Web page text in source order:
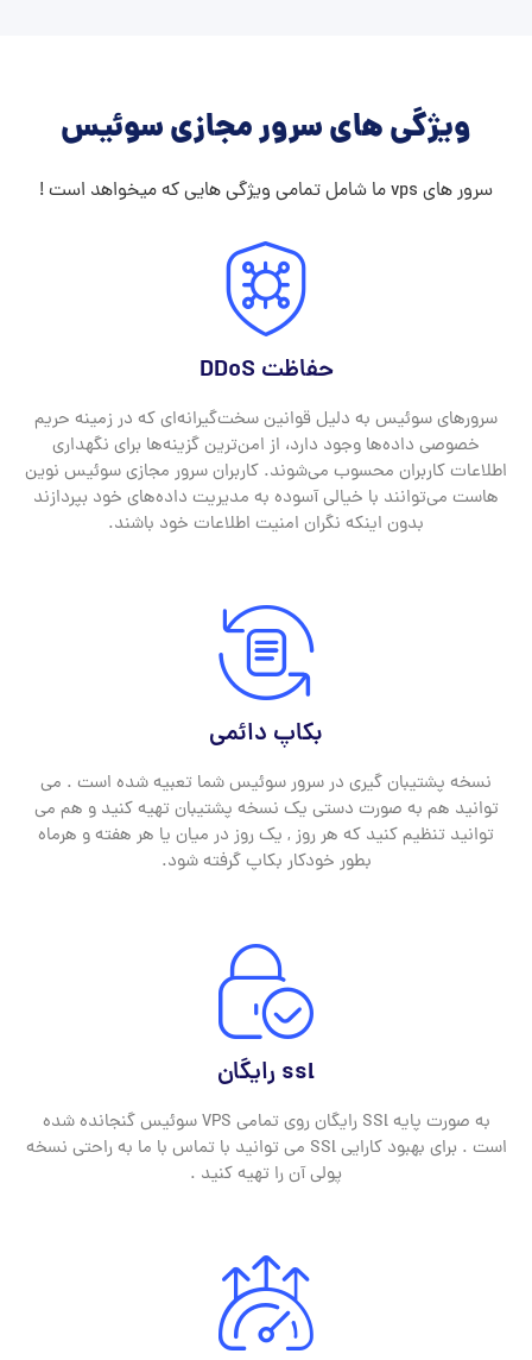
ویژگی های سرور مجازی سوئیس
سرور های vps ما شامل تمامی ویژگی هایی که میخواهد است !
حفاظت DDoS
سرورهای سوئیس به دلیل قوانین سخت‌گیرانه‌ای که در زمینه حریم
خصوصی داده‌ها وجود دارد، از امن‌ترین گزینه‌ها برای نگهداری
اطلاعات کاربران محسوب می‌شوند. کاربران سرور مجازی سوئیس نوین
هاست می‌توانند با خیالی آسوده به مدیریت داده‌های خود بپردازند
بدون اینکه نگران امنیت اطلاعات خود باشند.
بکاپ دائمی
نسخه پشتیبان گیری در سرور سوئیس شما تعبیه شده است . می
توانید هم به صورت دستی یک نسخه پشتیبان تهیه کنید و هم می
توانید تنظیم کنید که هر روز , یک روز در میان یا هر هفته و هرماه
بطور خودکار بکاپ گرفته شود.
ssl رایگان
به صورت پایه SSl رایگان روی تمامی VPS سوئیس گنجانده شده
است . برای بهبود کارایی SSl می توانید با تماس با ما به راحتی نسخه
پولی آن را تهیه کنید .